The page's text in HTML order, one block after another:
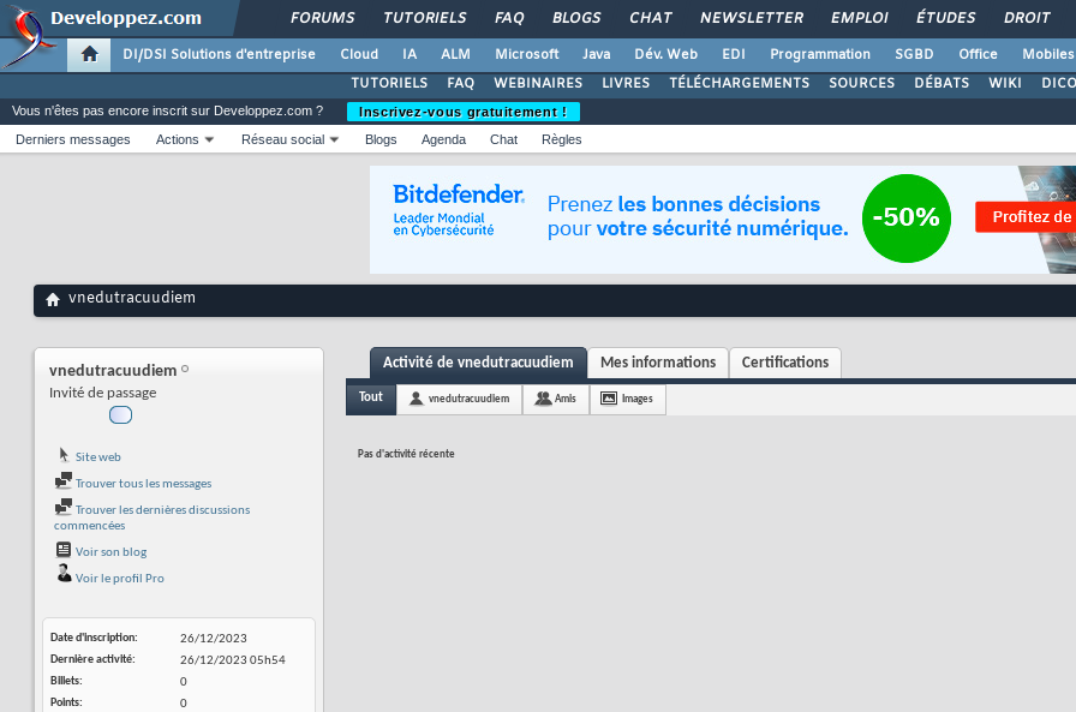
FORUMS TUTORIELS FAQ BLOGS CHAT NEWSLETTER EMPLOI ÉTUDES DROIT
DI/DSI Solutions d'entreprise Cloud IA ALM Microsoft Java Dév. Web EDI Programmation SGBD Office Mobiles
TUTORIELS
FAQ WEBINAIRES LIVRES TÉLÉCHARGEMENTS SOURCES DÉBATS WIKI DICO
Vous n'êtes pas encore inscrit sur Developpez.com ?
Inscrivez-vous gratuitement !
Derniers messages
Actions Réseau social Blogs Agenda Chat Règles
vnedutracuudiem
vnedutracuudiem
Invité de passage
Site web
Trouver tous les messages
Trouver les dernières discussions
commencées
Voir son blog
Voir le profil Pro
Date d'inscription
26/12/2023
Dernière activité
26/12/2023 05h54
Billets
0
Points
0
Activité de vnedutracuudiem Mes informations Certifications
Tout vnedutracuudiem Amis Images
Pas d'activité récente